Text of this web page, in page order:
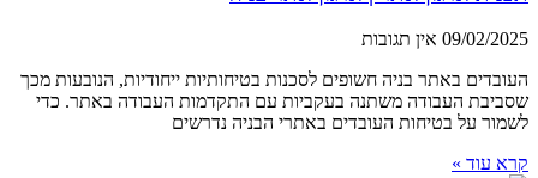
09/02/2025 אין תגובות
העובדים באתר בניה חשופים לסכנות בטיחותיות ייחודיות, הנובעות מכך
שסביבת העבודה משתנה בעקביות עם התקדמות העבודה באתר. כדי
לשמור על בטיחות העובדים באתרי הבניה נדרשים
קרא עוד »